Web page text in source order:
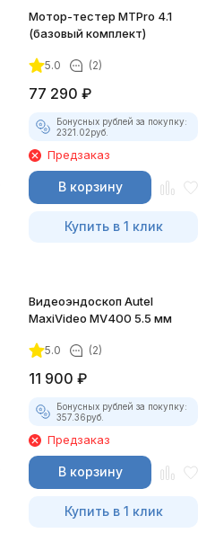
Мотор-тестер MTPro 4.1
(базовый комплект)
5.0 (2)
77 290 ₽
Бонусных рублей за покупку:
2321.02руб.
Предзаказ
В корзину
Купить в 1 клик
Видеоэндоскоп Autel
MaxiVideo MV400 5.5 мм
5.0 (2)
11 900 ₽
Бонусных рублей за покупку:
357.36руб.
Предзаказ
В корзину
Купить в 1 клик